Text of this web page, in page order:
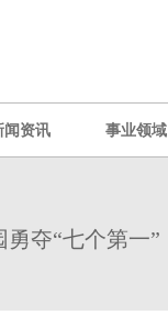
闻资讯 事业领域
夺“七个第一”